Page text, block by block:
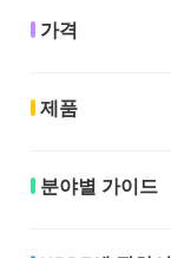
가격
제품
분야별 가이드